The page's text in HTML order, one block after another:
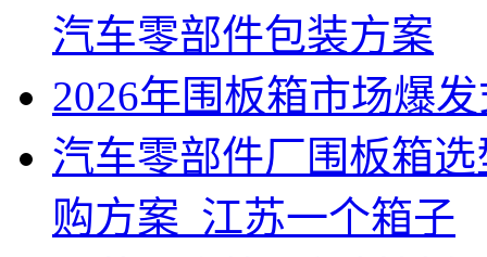
汽车零部件包装方案
2026年围板箱市场爆
汽车零部件厂围板箱
购方案_江苏一个箱子